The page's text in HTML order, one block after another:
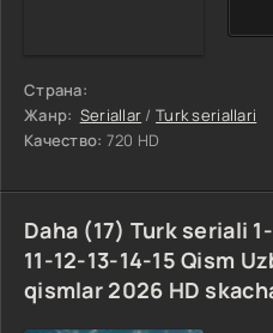
Страна:
Жанр: Seriallar /Turk seriallari
Качество: 720 HD
Daha (17) Turk seriali
11-12-13-14-15 Qism
qismlar 2026 HD